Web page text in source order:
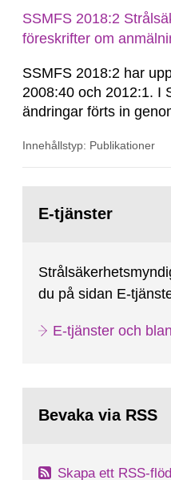
SSMFS 2018:2
föreskrifter om
SSMFS 2018:2 har
2008:40 och 2012:1. I
ändringar förts in
Innehållstyp: Publikationer
sida:E-tjänster
du på sidan E-
E-tjänster och
Bevaka via RSS
Skapa ett RSS-